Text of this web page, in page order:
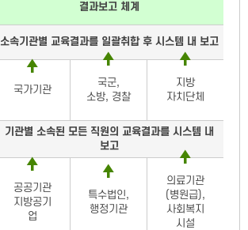
결과보고 체계
소속기관별 교육결과를 일괄취합 후 시스템 내 보고
국가기관
국군,
소방, 경찰
지방
자치단체
기관별 소속된 모든 직원의 교육결과를 시스템 내
보고
공공기관
지방공기
업
특수법인,
행정기관
의료기관
(병원급),
사회복지
시설